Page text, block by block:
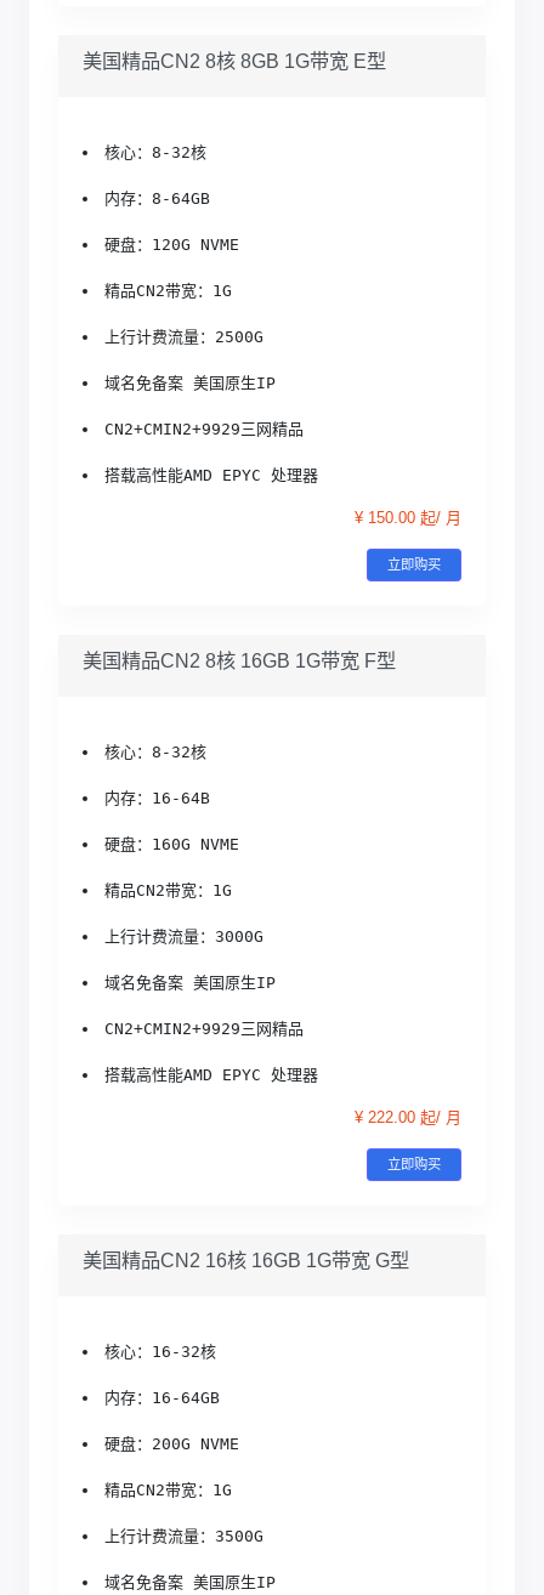
美国精品CN2 8核 8GB 1G带宽 E型
核心：8-32核
内存：8-64GB
硬盘：120G NVME
精品CN2带宽：1G
上行计费流量：2500G
域名免备案 美国原生IP
CN2+CMIN2+9929三网精品
搭载高性能AMD EPYC 处理器
¥ 150.00 起/ 月
立即购买
美国精品CN2 8核 16GB 1G带宽 F型
核心：8-32核
内存：16-64B
硬盘：160G NVME
精品CN2带宽：1G
上行计费流量：3000G
域名免备案 美国原生IP
CN2+CMIN2+9929三网精品
搭载高性能AMD EPYC 处理器
¥ 222.00 起/ 月
立即购买
美国精品CN2 16核 16GB 1G带宽 G型
核心：16-32核
内存：16-64GB
硬盘：200G NVME
精品CN2带宽：1G
上行计费流量：3500G
域名免备案 美国原生IP